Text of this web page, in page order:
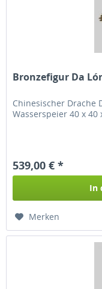
Bronzefigur Da
Chinesischer Drache
Wasserspeier 40 x 40
539,00 € *
In
Merken